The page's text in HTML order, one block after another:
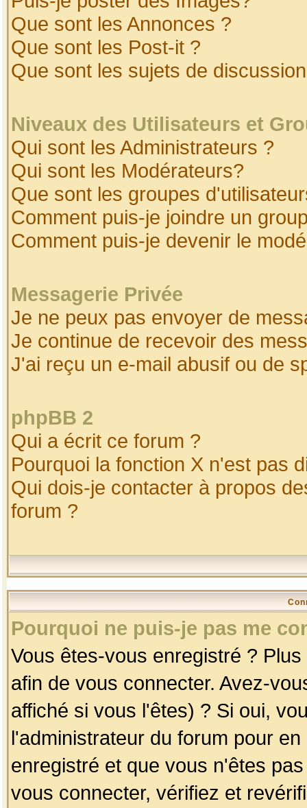
Que sont les Annonces ?
Que sont les Post-it ?
Que sont les sujets de
Niveaux des Utilisateurs et
Qui sont les Administrateurs ?
Qui sont les Modérateurs?
Que sont les groupes
Comment puis-je joindre un
Comment puis-je devenir le
Messagerie Privée
Je ne peux pas envoyer de
Je continue de recevoir des
J'ai reçu un e-mail abusif ou de
phpBB 2
Qui a écrit ce forum ?
Pourquoi la fonction X n'est pas
Qui dois-je contacter à propos
forum ?
Pourquoi ne puis-je pas me
Vous êtes-vous enregistré ?
afin de vous connecter. Avez-
affiché si vous l'êtes) ? Si oui,
l'administrateur du forum pour
enregistré et que vous n'êtes
vous connecter, vérifiez et